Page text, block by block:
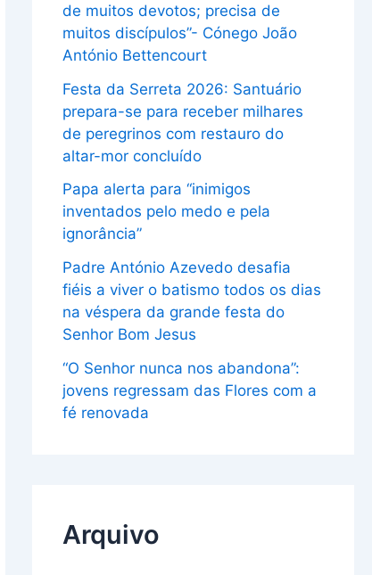
de muitos devotos; precisa de
muitos discípulos”- Cónego João
António Bettencourt
Festa da Serreta 2026: Santuário
prepara-se para receber milhares
de peregrinos com restauro do
altar-mor concluído
Papa alerta para “inimigos
inventados pelo medo e pela
ignorância”
Padre António Azevedo desafia
fiéis a viver o batismo todos os dias
na véspera da grande festa do
Senhor Bom Jesus
“O Senhor nunca nos abandona”:
jovens regressam das Flores com a
fé renovada
Arquivo